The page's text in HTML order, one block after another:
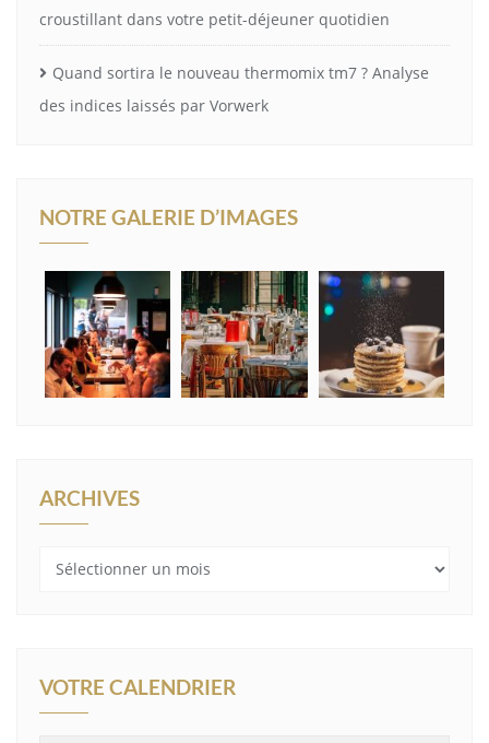
croustillant dans votre petit-déjeuner quotidien
Quand sortira le nouveau thermomix tm7 ? Analyse
des indices laissés par Vorwerk
NOTRE GALERIE D’IMAGES
ARCHIVES
Archives
VOTRE CALENDRIER